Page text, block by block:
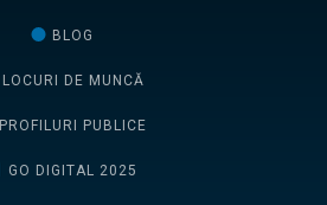
BLOG
LOCURI DE MUNCĂ
PROFILURI PUBLICE
GO DIGITAL 2025